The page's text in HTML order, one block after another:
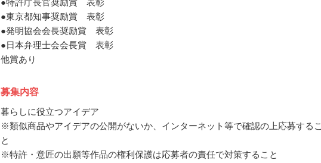
●特許庁長官奨励賞 表彰
●東京都知事奨励賞 表彰
●発明協会会長奨励賞 表彰
●日本弁理士会会長賞 表彰
他賞あり
募集内容
暮らしに役立つアイデア
※類似商品やアイデアの公開がないか、インターネット等で確認の上応募するこ
と
※特許・意匠の出願等作品の権利保護は応募者の責任で対策すること